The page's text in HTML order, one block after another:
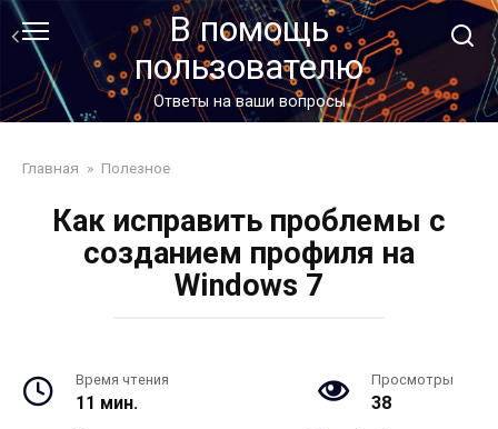
Перейти
контенту
В помощь
пользователю
Ответы на ваши вопросы
Главная » Полезное
Как исправить проблемы с
созданием профиля на
Windows 7
Время чтения
11 мин.
Просмотры
38